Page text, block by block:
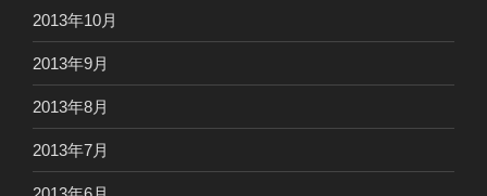
2013年10月
2013年9月
2013年8月
2013年7月